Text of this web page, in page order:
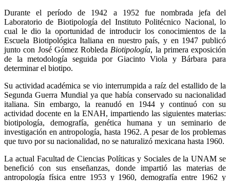
Durante el período de 1942 a 1952 fue nombrada jefa del
Laboratorio de Biotipología del Instituto Politécnico Nacional, lo
cual le dio la oportunidad de introducir los conocimientos de la
Escuela Biotipológica Italiana en nuestro país, y en 1947 publicó
junto con José Gómez Robleda Biotipología, la primera exposición
de la metodología seguida por Giacinto Viola y Bárbara para
determinar el biotipo.
Su actividad académica se vio interrumpida a raíz del estallido de la
Segunda Guerra Mundial ya que había conservado su nacionalidad
italiana. Sin embargo, la reanudó en 1944 y continuó con su
actividad docente en la ENAH, impartiendo las siguientes materias:
biotipología, demografía, genética humana y un seminario de
investigación en antropología, hasta 1962. A pesar de los problemas
que tuvo por su nacionalidad, no se naturalizó mexicana hasta 1960.
La actual Facultad de Ciencias Políticas y Sociales de la UNAM se
benefició con sus enseñanzas, donde impartió las materias de
antropología física entre 1953 y 1960, demografía entre 1962 y